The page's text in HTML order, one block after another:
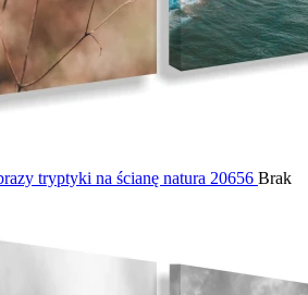
tryptyki na ścianę natura 20656 Brak